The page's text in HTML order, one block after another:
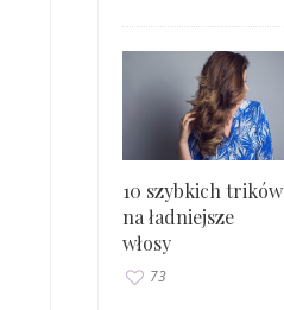
10 szybkich trików
na ładniejsze
włosy
73